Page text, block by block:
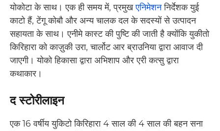
योकोटा के साथ। एक ही समय में, प्रमुखएनिमेशननिर्देशक युई
काटो हैं, टेंगू कोबौ और अन्य चालक दल के सदस्यों से उत्पादन
सहायता के साथ। एनीमे कास्ट की पुष्टि की जाती है क्योंकि युकीतो
किरिहारा को काज़ुकी उरा, चार्लोट आर ब्राउनिया द्वारा आवाज दी
जाएगी। योको हिकासा द्वारा अभिशाप और एरी कत्सु द्वारा
कथाकार।
द स्टोरीलाइन
एक 16 वर्षीय युकिटो किरिहारा 4 साल की 4 साल की बहन सना